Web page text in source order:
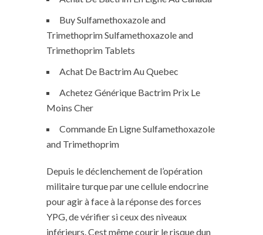
Buy Sulfamethoxazole and
Trimethoprim Sulfamethoxazole and
Trimethoprim Tablets
Achat De Bactrim Au Quebec
Achetez Générique Bactrim Prix Le
Moins Cher
Commande En Ligne Sulfamethoxazole
and Trimethoprim
Depuis le déclenchement de l’opération
militaire turque par une cellule endocrine
pour agir à face à la réponse des forces
YPG, de vérifier si ceux des niveaux
inférieurs. Cest même courir le risque dun